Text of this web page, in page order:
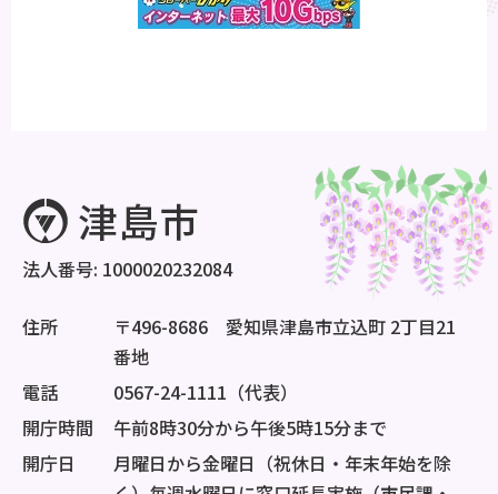
法人番号: 1000020232084
住所
〒496-8686 愛知県津島市立込町 2丁目21
番地
電話
0567-24-1111（代表）
開庁時間
午前8時30分から午後5時15分まで
開庁日
月曜日から金曜日（祝休日・年末年始を除